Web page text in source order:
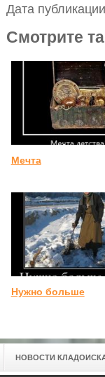
Дата
Смотрите
Мечта
Нужно больше
НОВОСТИ